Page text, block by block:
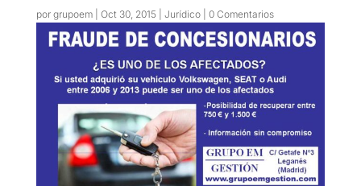
por grupoem| Oct 30, 2015 Jurídico| 0 Comentarios